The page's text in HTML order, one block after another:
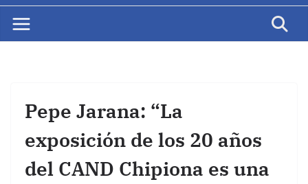
Pepe Jarana: “La
exposición de los 20 años
del CAND Chipiona es una